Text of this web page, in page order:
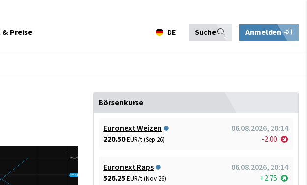
& Preise DE Suche Anmelden
Börsenkurse
Euronext Weizen
06.08.2026, 20:14
220.50EUR/t (Sep 26) -2.00
Euronext Raps
06.08.2026, 20:14
526.25EUR/t (Nov 26) +2.75